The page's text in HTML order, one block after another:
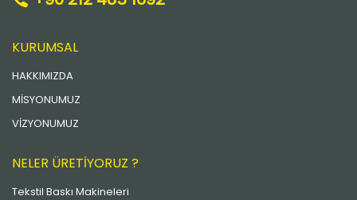
KURUMSAL
HAKKIMIZDA
MİSYONUMUZ
VİZYONUMUZ
NELER ÜRETİYORUZ ?
Tekstil Baskı Makineleri